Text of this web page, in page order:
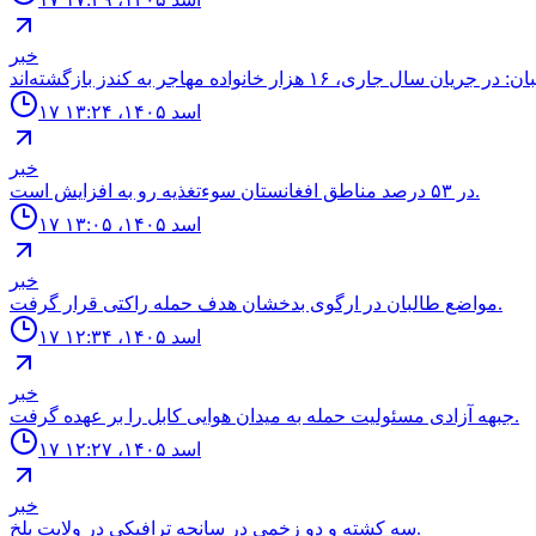
خبر
۱۷ اسد ۱۴۰۵، ۱۳:۲۴
خبر
در ۵۳ درصد مناطق افغانستان سوءتغذیه رو به افزایش است.
۱۷ اسد ۱۴۰۵، ۱۳:۰۵
خبر
مواضع طالبان در ارگوى بدخشان هدف حمله راكتى قرار گرفت.
۱۷ اسد ۱۴۰۵، ۱۲:۳۴
خبر
جبهه آزادى مسئوليت حمله به ميدان هوايى كابل را بر عهده گرفت.
۱۷ اسد ۱۴۰۵، ۱۲:۲۷
خبر
سه كشته و دو زخمى در سانحه ترافيكى در ولايت بلخ.